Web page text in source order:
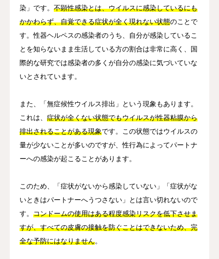
染」です。 不顕性感染とは、ウイルスに感染しているにも
かかわらず、自覚できる症状が全く現れない状態のことで
す。性器ヘルペスの感染者のうち、自分が感染しているこ
とを知らないまま生活している方の割合は非常に高く、国
際的な研究では感染者の多くが自分の感染に気づいていな
いとされています。
また、「無症候性ウイルス排出」という現象もあります。
これは、 症状が全くない状態でもウイルスが性器粘膜から
排出されることがある現象です。この状態ではウイルスの
量が少ないことが多いのですが、性行為によってパートナ
ーへの感染が起こることがあります。
このため、「症状がないから感染していない」「症状がな
いときはパートナーへうつさない」とは言い切れないので
す。 コンドームの使用はある程度感染リスクを低下させま
すが、すべての皮膚の接触を防ぐことはできないため、完
全な予防にはなりません。